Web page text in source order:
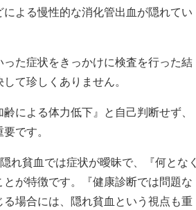
よる慢性的な消化管出血が隠れてい
た症状をきっかけに検査を行った結
て珍しくありません。
による体力低下』と自己判断せず、
です。
れ貧血では症状が曖昧で、『何となく
が特徴です。『健康診断では問題な
場合には、隠れ貧血という視点も重